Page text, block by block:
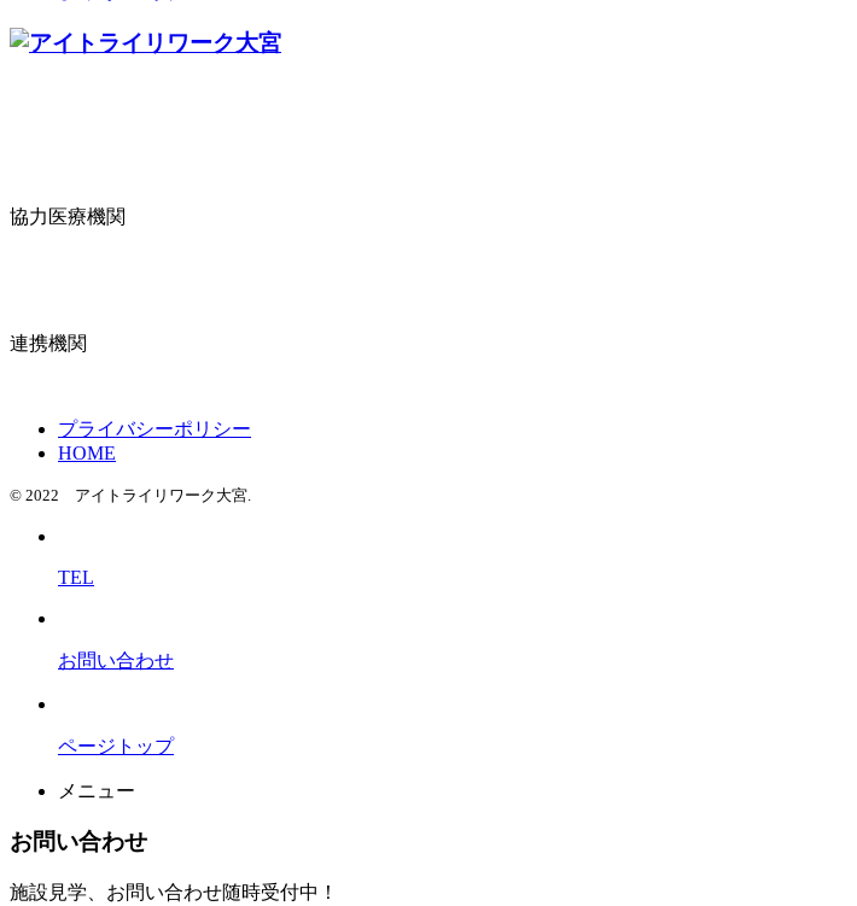
協力医療機関
連携機関
プライバシーポリシー
HOME
© 2022 アイトライリワーク大宮.
TEL
お問い合わせ
ページトップ
メニュー
お問い合わせ
施設見学、お問い合わせ随時受付中！